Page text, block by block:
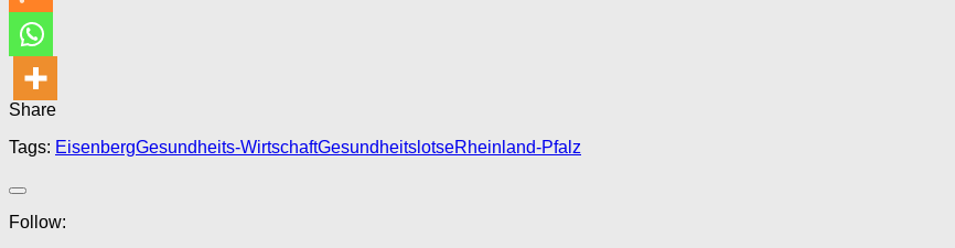
Share
Tags: EisenbergGesundheits-WirtschaftGesundheitslotseRheinland-Pfalz
Follow: